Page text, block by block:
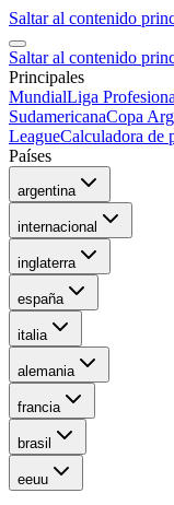
Saltar al contenido
Saltar al contenido
Principales
MundialLiga
SudamericanaCopa
LeagueCalculadora de
Países
argentina
internacional
inglaterra
españa
italia
alemania
francia
brasil
eeuu